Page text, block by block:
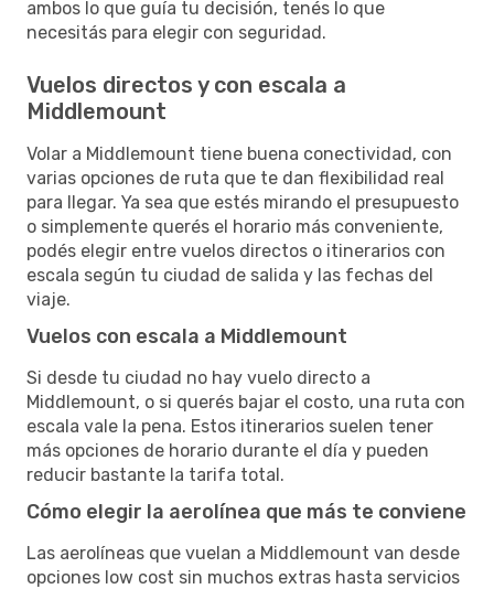
ambos lo que guía tu decisión, tenés lo que
necesitás para elegir con seguridad.
Vuelos directos y con escala a
Middlemount
Volar a Middlemount tiene buena conectividad, con
varias opciones de ruta que te dan flexibilidad real
para llegar. Ya sea que estés mirando el presupuesto
o simplemente querés el horario más conveniente,
podés elegir entre vuelos directos o itinerarios con
escala según tu ciudad de salida y las fechas del
viaje.
Vuelos con escala a Middlemount
Si desde tu ciudad no hay vuelo directo a
Middlemount, o si querés bajar el costo, una ruta con
escala vale la pena. Estos itinerarios suelen tener
más opciones de horario durante el día y pueden
reducir bastante la tarifa total.
Cómo elegir la aerolínea que más te conviene
Las aerolíneas que vuelan a Middlemount van desde
opciones low cost sin muchos extras hasta servicios